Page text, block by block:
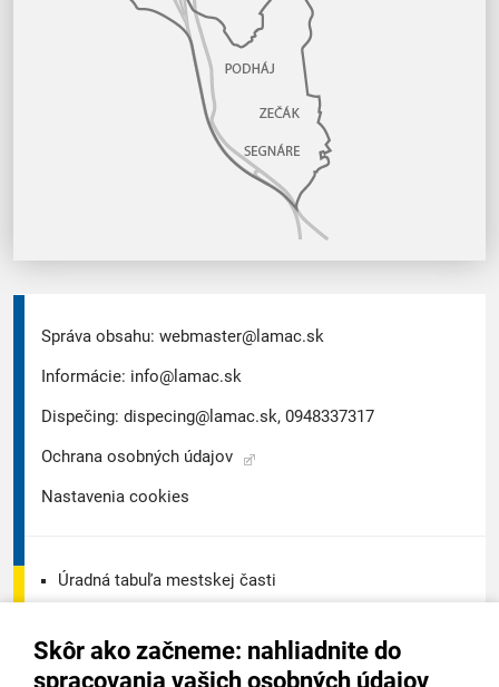
Skôr ako začneme: nahliadnite do
spracovania vašich osobných údajov
Správa obsahu: webmaster@lamac.sk
Informácie: info@lamac.sk
Dispečing: dispecing@lamac.sk, 0948337317
Ochrana osobných údajov
Nastavenia cookies
Úradná tabuľa mestskej časti
Úradná tabuľa stavebného úradu